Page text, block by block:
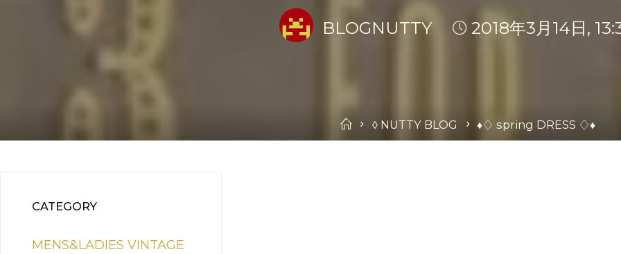
BLOGNUTTY 2018年3月14日,
Home
◊ NUTTY BLOG ♦︎♢ spring DRESS ♢♦︎
CATEGORY
MENS&LADIES VINTAGE